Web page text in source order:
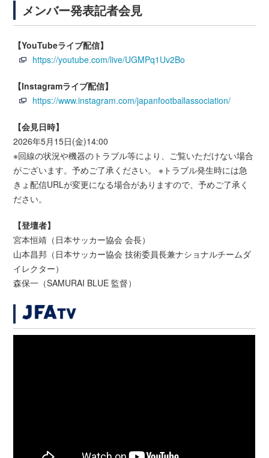
メンバー発表記者会見
【YouTubeライブ配信】
https://youtube.com/live/UGMPq1Uv2Bo
【Instagramライブ配信】
https://www.instagram.com/japanfootballassociation/
【会見日時】
2026年5月15日(金)14:00
※回線の状況や機器のトラブル等により、ご覧いただけない場合
がございます。予めご了承ください。 ※トラブル発生時には急
きょ配信URLが変更になる場合がありますので、予めご了承く
ださい。
【登壇者】
宮本恒靖（日本サッカー協会 会長）
山本昌邦（日本サッカー協会 技術委員長兼ナショナルチームダ
イレクター）
森保一（SAMURAI BLUE 監督）